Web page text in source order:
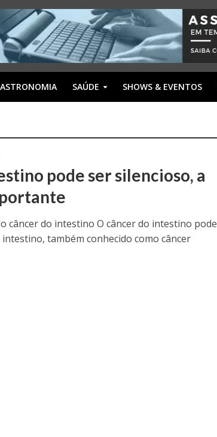
SAÚDE SHOWS & EVENTOS
pode ser silencioso, a
câncer do intestino O câncer do intestino pode
também conhecido como câncer